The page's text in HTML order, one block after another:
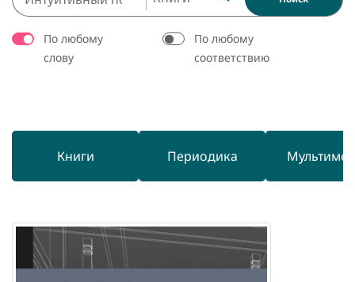
По любому
слову
По любому
соответствию
Книги Периодика